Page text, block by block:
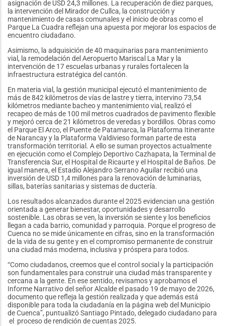
asignación de USD 24,3 millones. La recuperación de diez parques,
la intervención del Mirador de Cullca, la construcción y
mantenimiento de casas comunales y el inicio de obras como el
Parque La Cuadra reflejan una apuesta por mejorar los espacios de
encuentro ciudadano.
Asimismo, la adquisición de 40 maquinarias para mantenimiento
vial, la remodelación del Aeropuerto Mariscal La Mar y la
intervención de 17 escuelas urbanas y rurales fortalecen la
infraestructura estratégica del cantón.
En materia vial, la gestión municipal ejecutó el mantenimiento de
más de 842 kilómetros de vías de lastre y tierra, intervino 73,54
kilómetros mediante bacheo y mantenimiento vial, realizó el
recapeo de más de 100 mil metros cuadrados de pavimento flexible
y mejoró cerca de 21 kilómetros de veredas y bordillos. Obras como
el Parque El Arco, el Puente de Patamarca, la Plataforma Itinerante
de Narancay y la Plataforma Valdivieso forman parte de esta
transformación territorial. A ello se suman proyectos actualmente
en ejecución como el Complejo Deportivo Cazhapata, la Terminal de
Transferencia Sur, el Hospital de Ricaurte y el Hospital de Baños. De
igual manera, el Estadio Alejandro Serrano Aguilar recibió una
inversión de USD 1,4 millones para la renovación de luminarias,
sillas, baterías sanitarias y sistemas de ductería.
Los resultados alcanzados durante el 2025 evidencian una gestión
orientada a generar bienestar, oportunidades y desarrollo
sostenible. Las obras se ven, la inversión se siente y los beneficios
llegan a cada barrio, comunidad y parroquia. Porque el progreso de
Cuenca no se mide únicamente en cifras, sino en la transformación
de la vida de su gente y en el compromiso permanente de construir
una ciudad más moderna, inclusiva y próspera para todos.
“Como ciudadanos, creemos que el control social y la participación
son fundamentales para construir una ciudad más transparente y
cercana a la gente. En ese sentido, revisamos y aprobamos el
Informe Narrativo del señor Alcalde el pasado 19 de mayo de 2026,
documento que refleja la gestión realizada y que además está
disponible para toda la ciudadanía en la página web del Municipio
de Cuenca”, puntualizó Santiago Pintado, delegado ciudadano para
el proceso de rendición de cuentas 2025.